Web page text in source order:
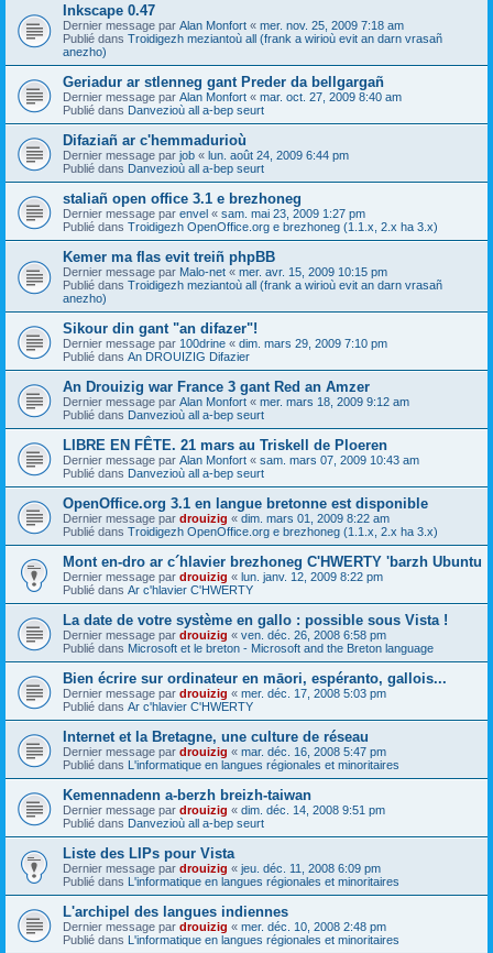
Inkscape 0.47
Dernier message par Alan Monfort « mer. nov. 25, 2009 7:18 am
Publié dans Troidigezh meziantoù all (frank a wirioù evit an darn vrasañ
anezho)
Geriadur ar stlenneg gant Preder da bellgargañ
Dernier message par Alan Monfort « mar. oct. 27, 2009 8:40 am
Publié dans Danvezioù all a-bep seurt
Difaziañ ar c'hemmadurioù
Dernier message par job « lun. août 24, 2009 6:44 pm
Publié dans Danvezioù all a-bep seurt
staliañ open office 3.1 e brezhoneg
Dernier message par envel « sam. mai 23, 2009 1:27 pm
Publié dans Troidigezh OpenOffice.org e brezhoneg (1.1.x, 2.x ha 3.x)
Kemer ma flas evit treiñ phpBB
Dernier message par Malo-net « mer. avr. 15, 2009 10:15 pm
Publié dans Troidigezh meziantoù all (frank a wirioù evit an darn vrasañ
anezho)
Sikour din gant "an difazer"!
Dernier message par 100drine « dim. mars 29, 2009 7:10 pm
Publié dans An DROUIZIG Difazier
An Drouizig war France 3 gant Red an Amzer
Dernier message par Alan Monfort « mer. mars 18, 2009 9:12 am
Publié dans Danvezioù all a-bep seurt
LIBRE EN FÊTE. 21 mars au Triskell de Ploeren
Dernier message par Alan Monfort « sam. mars 07, 2009 10:43 am
Publié dans Danvezioù all a-bep seurt
OpenOffice.org 3.1 en langue bretonne est disponible
Dernier message par drouizig « dim. mars 01, 2009 8:22 am
Publié dans Troidigezh OpenOffice.org e brezhoneg (1.1.x, 2.x ha 3.x)
Mont en-dro ar c´hlavier brezhoneg C'HWERTY 'barzh Ubuntu
Dernier message par drouizig « lun. janv. 12, 2009 8:22 pm
Publié dans Ar c'hlavier C'HWERTY
La date de votre système en gallo : possible sous Vista !
Dernier message par drouizig « ven. déc. 26, 2008 6:58 pm
Publié dans Microsoft et le breton - Microsoft and the Breton language
Bien écrire sur ordinateur en māori, espéranto, gallois...
Dernier message par drouizig « mer. déc. 17, 2008 5:03 pm
Publié dans Ar c'hlavier C'HWERTY
Internet et la Bretagne, une culture de réseau
Dernier message par drouizig « mar. déc. 16, 2008 5:47 pm
Publié dans L'informatique en langues régionales et minoritaires
Kemennadenn a-berzh breizh-taiwan
Dernier message par drouizig « dim. déc. 14, 2008 9:51 pm
Publié dans Danvezioù all a-bep seurt
Liste des LIPs pour Vista
Dernier message par drouizig « jeu. déc. 11, 2008 6:09 pm
Publié dans L'informatique en langues régionales et minoritaires
L'archipel des langues indiennes
Dernier message par drouizig « mer. déc. 10, 2008 2:48 pm
Publié dans L'informatique en langues régionales et minoritaires